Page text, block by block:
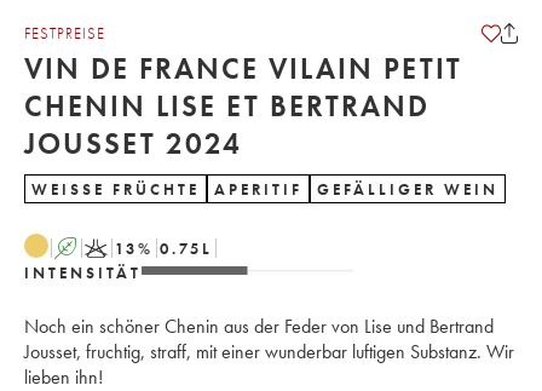
FESTPREISE
VIN DE FRANCE VILAIN PETIT
CHENIN LISE ET BERTRAND
JOUSSET 2024
WEISSE FRÜCHTE APERITIF GEFÄLLIGER WEIN
A K 13% 0.75 L
INTENSITÄT
Noch ein schöner Chenin aus der Feder von Lise und Bertrand
Jousset, fruchtig, straff, mit einer wunderbar luftigen Substanz. Wir
lieben ihn!